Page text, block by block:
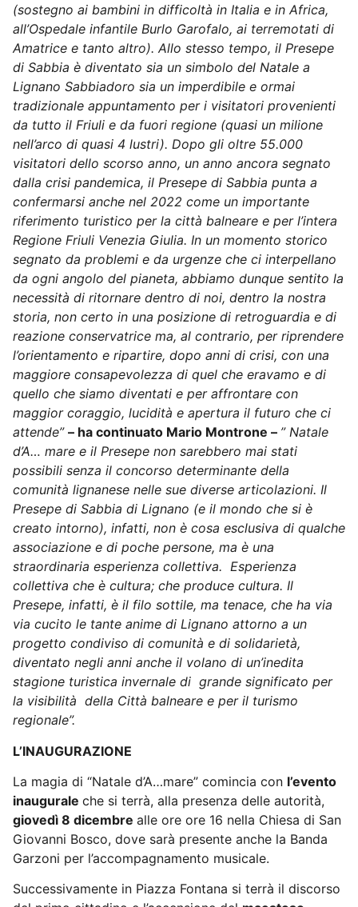
(sostegno ai bambini in difficoltà in Italia e in Africa,
all’Ospedale infantile Burlo Garofalo, ai terremotati di
Amatrice e tanto altro). Allo stesso tempo, il Presepe
di Sabbia è diventato sia un simbolo del Natale a
Lignano Sabbiadoro sia un imperdibile e ormai
tradizionale appuntamento per i visitatori provenienti
da tutto il Friuli e da fuori regione (quasi un milione
nell’arco di quasi 4 lustri). Dopo gli oltre 55.000
visitatori dello scorso anno, un anno ancora segnato
dalla crisi pandemica, il Presepe di Sabbia punta a
confermarsi anche nel 2022 come un importante
riferimento turistico per la città balneare e per l’intera
Regione Friuli Venezia Giulia. In un momento storico
segnato da problemi e da urgenze che ci interpellano
da ogni angolo del pianeta, abbiamo dunque sentito la
necessità di ritornare dentro di noi, dentro la nostra
storia, non certo in una posizione di retroguardia e di
reazione conservatrice ma, al contrario, per riprendere
l’orientamento e ripartire, dopo anni di crisi, con una
maggiore consapevolezza di quel che eravamo e di
quello che siamo diventati e per affrontare con
maggior coraggio, lucidità e apertura il futuro che ci
attende” – ha continuato Mario Montrone – ” Natale
d’A… mare e il Presepe non sarebbero mai stati
possibili senza il concorso determinante della
comunità lignanese nelle sue diverse articolazioni. Il
Presepe di Sabbia di Lignano (e il mondo che si è
creato intorno), infatti, non è cosa esclusiva di qualche
associazione e di poche persone, ma è una
straordinaria esperienza collettiva. Esperienza
collettiva che è cultura; che produce cultura. Il
Presepe, infatti, è il filo sottile, ma tenace, che ha via
via cucito le tante anime di Lignano attorno a un
progetto condiviso di comunità e di solidarietà,
diventato negli anni anche il volano di un’inedita
stagione turistica invernale di grande significato per
la visibilità della Città balneare e per il turismo
regionale”.
L’INAUGURAZIONE
La magia di “Natale d’A…mare” comincia con l’evento
inaugurale che si terrà, alla presenza delle autorità,
giovedì 8 dicembre alle ore ore 16 nella Chiesa di San
Giovanni Bosco, dove sarà presente anche la Banda
Garzoni per l’accompagnamento musicale.
Successivamente in Piazza Fontana si terrà il discorso